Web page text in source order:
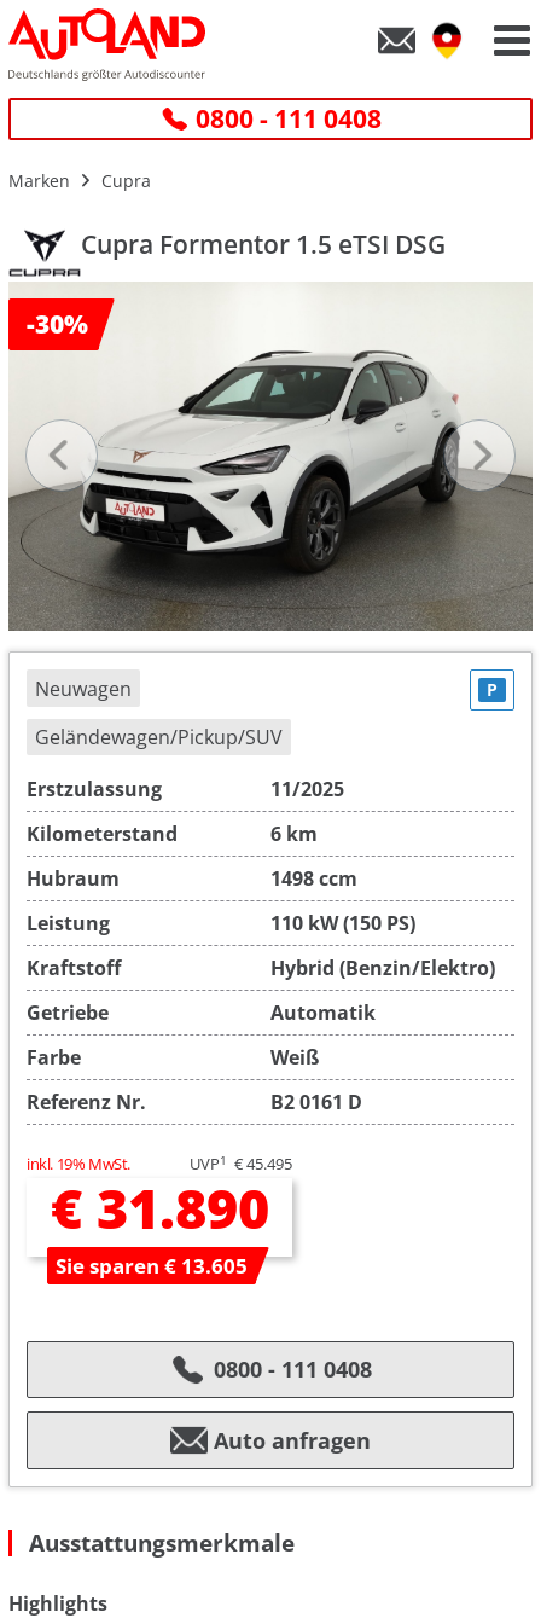
0800 - 111 0408
Marken Cupra
Cupra Formentor 1.5 eTSI DSG
-30%
Neuwagen
Geländewagen/Pickup/SUV
P
Erstzulassung
11/2025
Kilometerstand
6 km
Hubraum
1498 ccm
Leistung
110 kW (150 PS)
Kraftstoff
Hybrid (Benzin/Elektro)
Getriebe
Automatik
Farbe
Weiß
Referenz Nr.
B2 0161 D
inkl. 19% MwSt. UVP1 € 45.495
€ 31.890
Sie sparen € 13.605
0800 - 111 0408
Auto anfragen
Ausstattungsmerkmale
Highlights